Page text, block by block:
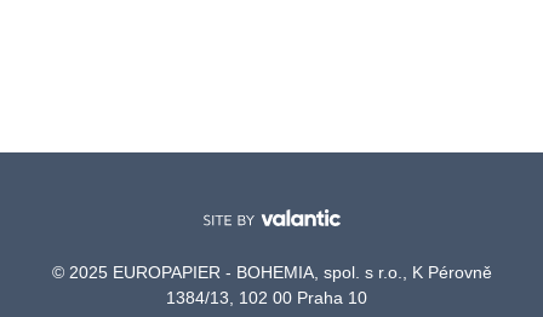
© 2025 EUROPAPIER - BOHEMIA, spol. s r.o., K Pérovně
1384/13, 102 00 Praha 10